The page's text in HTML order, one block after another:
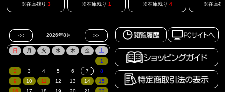
※在庫残り 3 ※在庫残り 1 ※在庫残り 4 ※在庫残